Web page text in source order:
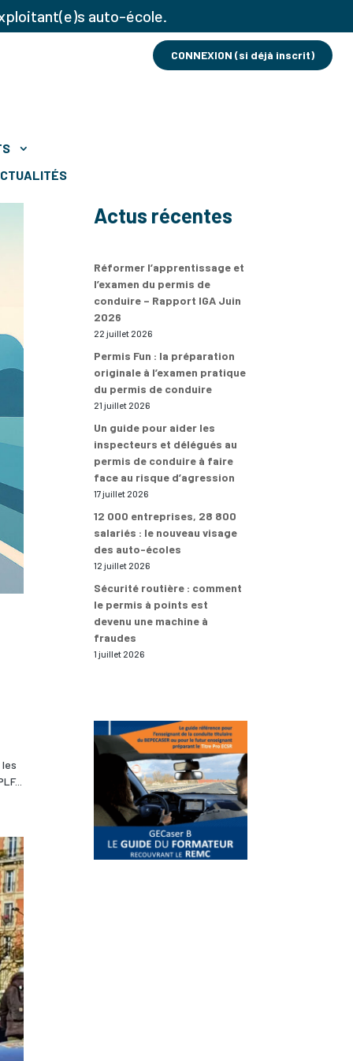
auto-école.
CONNEXION (si déjà inscrit)
Actus récentes
Réformer l’apprentissage et
l’examen du permis de
conduire – Rapport IGA Juin
2026
22 juillet 2026
Permis Fun : la préparation
originale à l’examen pratique
du permis de conduire
21 juillet 2026
Un guide pour aider les
inspecteurs et délégués au
permis de conduire à faire
face au risque d’agression
17 juillet 2026
12 000 entreprises, 28 800
salariés : le nouveau visage
des auto-écoles
12 juillet 2026
Sécurité routière : comment
le permis à points est
devenu une machine à
fraudes
1 juillet 2026